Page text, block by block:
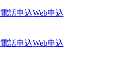
電話申込Web申込
電話申込Web申込